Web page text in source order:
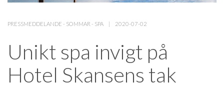
PRESSMEDDELANDE - SOMMAR - SPA 2020-07-02
Unikt spa invigt på
Hotel Skansens tak